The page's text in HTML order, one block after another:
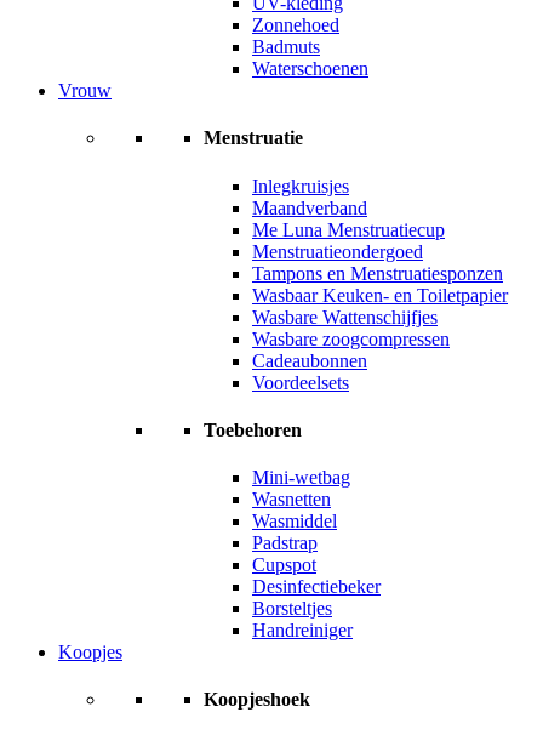
Zonnehoed
Badmuts
Waterschoenen
Vrouw
Menstruatie
Inlegkruisjes
Maandverband
Me Luna Menstruatiecup
Menstruatieondergoed
Tampons en Menstruatiesponzen
Wasbaar Keuken- en Toiletpapier
Wasbare Wattenschijfjes
Wasbare zoogcompressen
Cadeaubonnen
Voordeelsets
Toebehoren
Mini-wetbag
Wasnetten
Wasmiddel
Padstrap
Cupspot
Desinfectiebeker
Borsteltjes
Handreiniger
Koopjes
Koopjeshoek